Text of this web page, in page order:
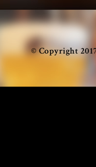
Antwerp
© Copyright